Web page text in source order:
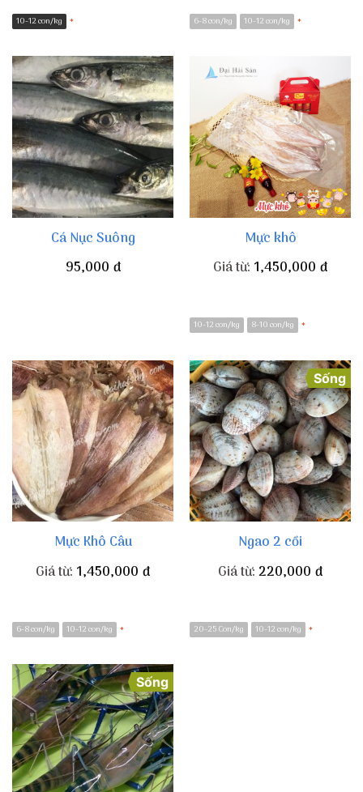
10-12 con/kg * 6-8 con/kg 10-12 con/kg *
Cá Nục Suông
95,000 đ
Mực khô
Giá từ: 1,450,000 đ
10-12 con/kg 8-10 con/kg *
Mực Khô Câu
Giá từ: 1,450,000 đ
6-8 con/kg 10-12 con/kg *
Sống
Ngao 2 cồi
Giá từ:220,000 đ
20-25 Con/kg 10-12 con/kg *
Sống